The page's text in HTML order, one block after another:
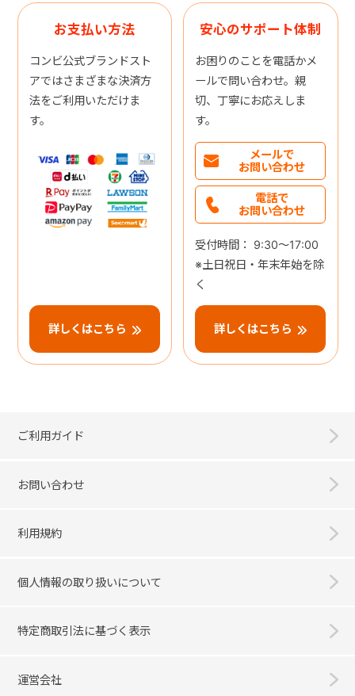
お支払い方法
コンビ公式ブランドスト
アではさまざまな決済方
法をご利用いただけま
す。
詳しくはこちら
安心のサポート体制
お困りのことを電話かメ
ールで問い合わせ。親
切、丁寧にお応えしま
す。
メールで
お問い合わせ
電話で
お問い合わせ
受付時間： 9:30～17:00
※土日祝日・年末年始を除
く
詳しくはこちら
ご利用ガイド
お問い合わせ
利用規約
個人情報の取り扱いについて
特定商取引法に基づく表示
運営会社